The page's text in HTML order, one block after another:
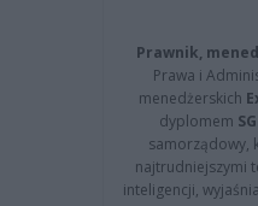
Prawnik,
Prawa i
menedżerskich
dyplomem
samorządowy,
najtrudniejszymi
inteligencji,